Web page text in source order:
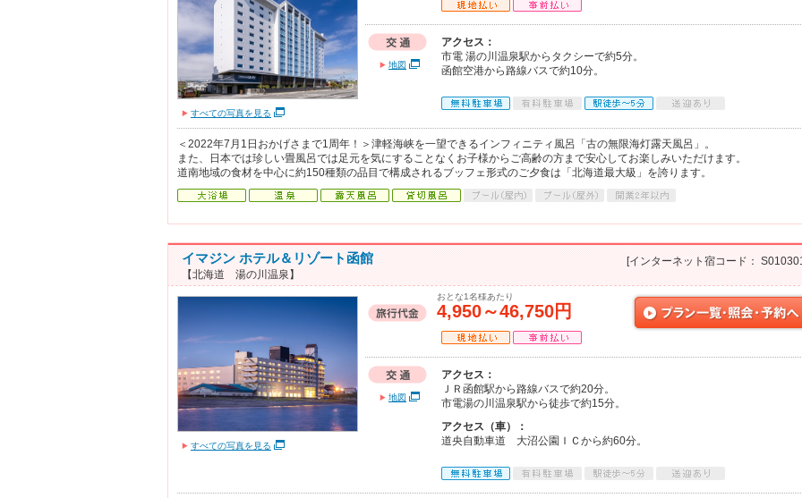
すべての写真を見る
地図
アクセス：
市電 湯の川温泉駅からタクシーで約5分。
函館空港から路線バスで約10分。
＜2022年7月1日おかげさまで1周年！＞津軽海峡を一望できるインフィニティ風呂「古の無限海灯露天風呂」。
また、日本では珍しい畳風呂では足元を気にすることなくお子様からご高齢の方まで安心してお楽しみいただけます。
道南地域の食材を中心に約150種類の品目で構成されるブッフェ形式のご夕食は「北海道最大級」を誇ります。
イマジン ホテル＆リゾート函館
【北海道 湯の川温泉】
[インターネット宿コード：
すべての写真を見る
おとな1名様あたり
4,950～46,750円
地図
アクセス：
ＪＲ函館駅から路線バスで約20分。
市電湯の川温泉駅から徒歩で約15分。
アクセス（車）：
道央自動車道 大沼公園ＩＣから約60分。